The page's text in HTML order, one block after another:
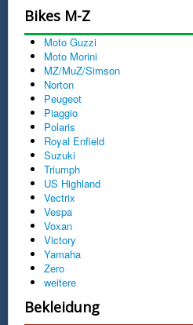
Bikes M-Z
Moto Guzzi
Moto Morini
MZ/MuZ/Simson
Norton
Peugeot
Piaggio
Polaris
Royal Enfield
Suzuki
Triumph
US Highland
Vectrix
Vespa
Voxan
Victory
Yamaha
Zero
weitere
Bekleidung